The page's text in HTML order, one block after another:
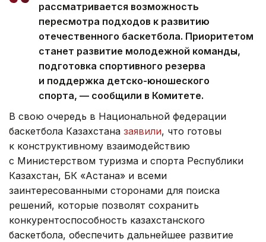
рассматривается возможность
пересмотра подходов к развитию
отечественного баскетбола. Приоритетом
станет развитие молодежной команды,
подготовка спортивного резерва
и поддержка детско-юношеского
спорта, — сообщили в Комитете.
В свою очередь в Национальной федерации
баскетбола Казахстана заявили, что готовы
к конструктивному взаимодействию
с Министерством туризма и спорта Республики
Казахстан, БК «Астана» и всеми
заинтересованными сторонами для поиска
решений, которые позволят сохранить
конкурентоспособность казахстанского
баскетбола, обеспечить дальнейшее развитие